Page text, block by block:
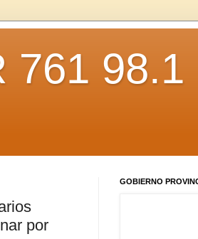
761 98.1
por
GOBIERNO